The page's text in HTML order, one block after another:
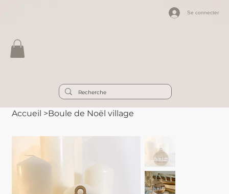
Se connecter
Accueil >Boule de Noël village